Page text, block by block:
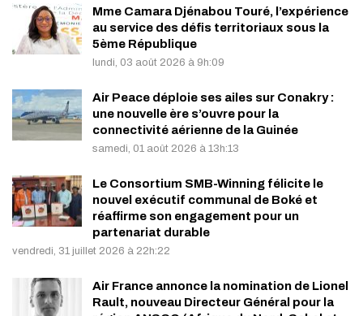
Mme Camara Djénabou Touré, l’expérience
au service des défis territoriaux sous la
5ème République
lundi, 03 août 2026 à 9h:09
Air Peace déploie ses ailes sur Conakry :
une nouvelle ère s’ouvre pour la
connectivité aérienne de la Guinée
samedi, 01 août 2026 à 13h:13
Le Consortium SMB-Winning félicite le
nouvel exécutif communal de Boké et
réaffirme son engagement pour un
partenariat durable
vendredi, 31 juillet 2026 à 22h:22
Air France annonce la nomination de Lionel
Rault, nouveau Directeur Général pour la